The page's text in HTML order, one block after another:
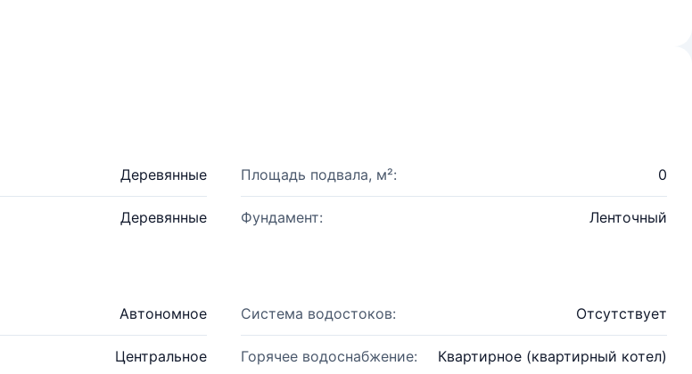
Деревянные Площадь подвала, м²: 0
Деревянные Фундамент: Ленточный
Автономное Система водостоков: Отсутствует
Центральное Горячее водоснабжение: Квартирное (квартирный котел)